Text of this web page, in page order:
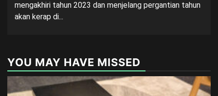
mengakhiri tahun 2023 dan menjelang pergantian tahun
akan kerap di...
YOU MAY HAVE MISSED